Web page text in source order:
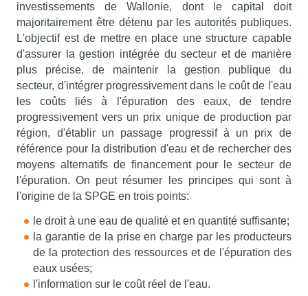
investissements de Wallonie, dont le capital doit
majoritairement être détenu par les autorités publiques.
L'objectif est de mettre en place une structure capable
d'assurer la gestion intégrée du secteur et de manière
plus précise, de maintenir la gestion publique du
secteur, d'intégrer progressivement dans le coût de l'eau
les coûts liés à l'épuration des eaux, de tendre
progressivement vers un prix unique de production par
région, d'établir un passage progressif à un prix de
référence pour la distribution d'eau et de rechercher des
moyens alternatifs de financement pour le secteur de
l'épuration. On peut résumer les principes qui sont à
l'origine de la SPGE en trois points:
le droit à une eau de qualité et en quantité suffisante;
la garantie de la prise en charge par les producteurs
de la protection des ressources et de l'épuration des
eaux usées;
l'information sur le coût réel de l'eau.